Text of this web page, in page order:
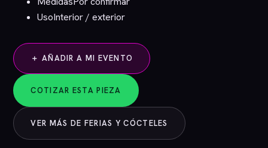
UsoInterior / exterior
＋ AÑADIR A MI EVENTO
COTIZAR ESTA PIEZA
VER MÁS DE FERIAS Y CÓCTELES